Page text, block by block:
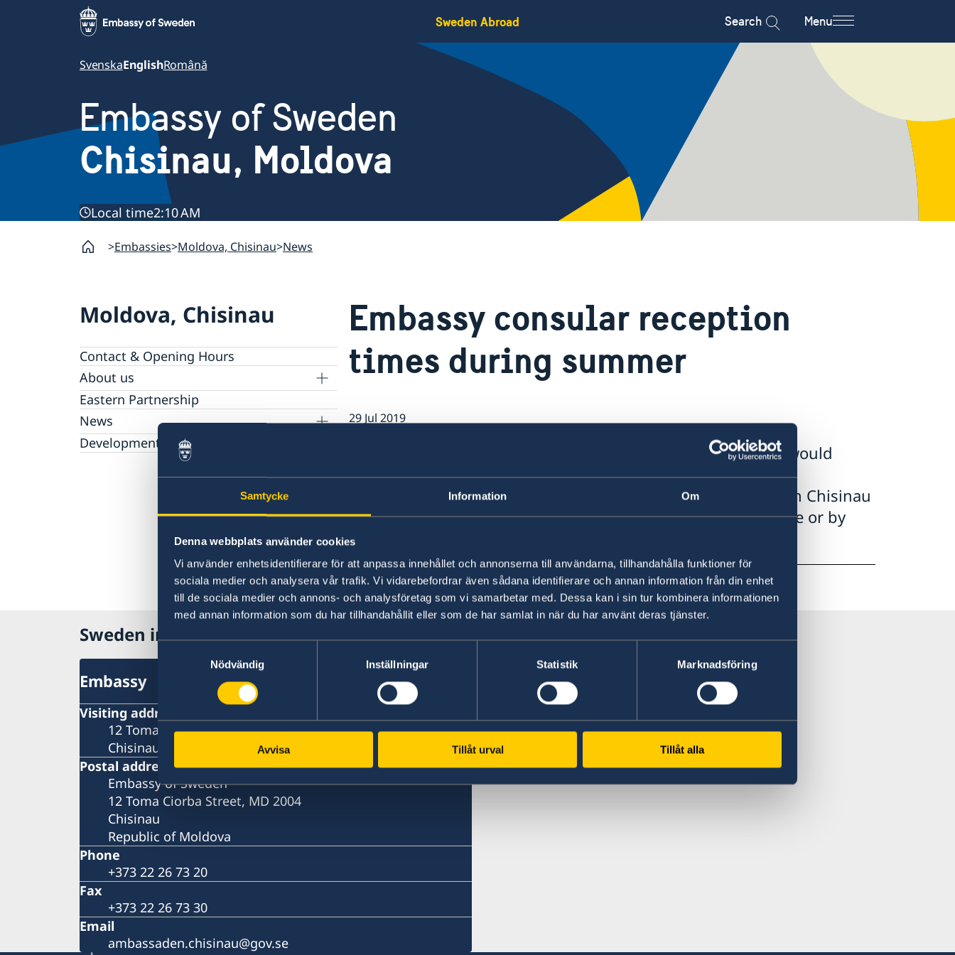
Samtycke Information Om
Denna webbplats använder cookies
Vi använder enhetsidentifierare för att anpassa innehållet och annonserna till användarna, tillhandahålla funktioner för
sociala medier och analysera vår trafik. Vi vidarebefordrar även sådana identifierare och annan information från din enhet
till de sociala medier och annons- och analysföretag som vi samarbetar med. Dessa kan i sin tur kombinera informationen
med annan information som du har tillhandahållit eller som de har samlat in när du har använt deras tjänster.
Nödvändig
Inställningar Statistik Marknadsföring
Avvisa Tillåt urval Tillåt alla
Sweden Abroad Search Menu
SvenskaEnglishRomână
Embassy of Sweden
Chisinau, Moldova
Local time2:10 AM
Embassies Moldova, Chisinau News
Moldova, Chisinau
Contact & Opening Hours
About us
GDPR Data Protection Policy
Eastern Partnership
News
Ambassador Katarina Fried’s message on 8
March, International Women’s Day
Development Cooperation
Embassy consular reception
times during summer
29 Jul 2019
Taking into account that August is a month of holidays, we would
recommend to visitors to book an appointment with the
representatives of the Consular Office, Embassy of Sweden in Chisinau
at the following email address: ambassaden.chisinau@gov.se or by
calling the reception 022 26 73 20.
Sweden in Moldova, Chisinau
Embassy
Visiting address
12 Toma Ciorba Street,
Chisinau
Postal address
Embassy of Sweden
12 Toma Ciorba Street, MD 2004
Chisinau
Republic of Moldova
Phone
+373 22 26 73 20
Fax
+373 22 26 73 30
Email
ambassaden.chisinau@gov.se